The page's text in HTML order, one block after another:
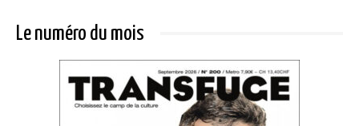
Le numéro du mois